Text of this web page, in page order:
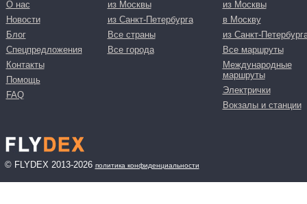
О нас
Новости
Блог
Спецпредложения
Контакты
Помощь
FAQ
из Москвы
из Санкт-Петербурга
Все страны
Все города
из Москвы
в Москву
из Санкт-
Все маршруты
Международные
маршруты
Электрички
Вокзалы и станции
© FLYDEX 2013-2026 политика конфиденциальности